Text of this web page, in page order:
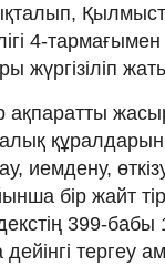
4-тармағымен
жүргізіліп
ақпаратты
иемдену,
бір жайт
399-бабы
тергеу